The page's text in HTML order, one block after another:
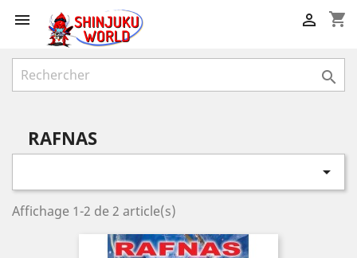
 shopping_cart


RAFNAS

Affichage 1-2 de 2 article(s)